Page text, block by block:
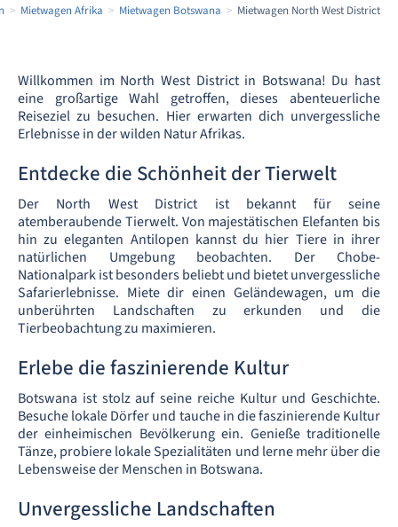
Mietwagen Afrika Mietwagen Botswana Mietwagen North West District
Willkommen im North West District in Botswana! Du hast
eine großartige Wahl getroffen, dieses abenteuerliche
Reiseziel zu besuchen. Hier erwarten dich unvergessliche
Erlebnisse in der wilden Natur Afrikas.
Entdecke die Schönheit der Tierwelt
Der North West District ist bekannt für seine
atemberaubende Tierwelt. Von majestätischen Elefanten bis
hin zu eleganten Antilopen kannst du hier Tiere in ihrer
natürlichen Umgebung beobachten. Der Chobe-
Nationalpark ist besonders beliebt und bietet unvergessliche
Safarierlebnisse. Miete dir einen Geländewagen, um die
unberührten Landschaften zu erkunden und die
Tierbeobachtung zu maximieren.
Erlebe die faszinierende Kultur
Botswana ist stolz auf seine reiche Kultur und Geschichte.
Besuche lokale Dörfer und tauche in die faszinierende Kultur
der einheimischen Bevölkerung ein. Genieße traditionelle
Tänze, probiere lokale Spezialitäten und lerne mehr über die
Lebensweise der Menschen in Botswana.
Unvergessliche Landschaften